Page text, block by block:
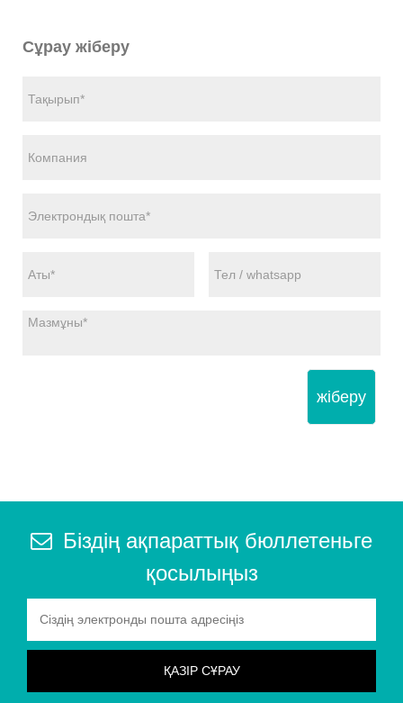
Сұрау жіберу
жіберу
Біздің ақпараттық бюллетеньге
қосылыңыз